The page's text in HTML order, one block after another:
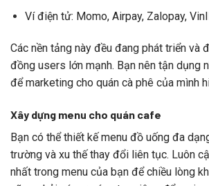
Ví điện tử: Momo, Airpay, Zalopay,
Các nền tảng này đều đang phát triển và
đồng users lớn mạnh. Bạn nên tận dụng
để marketing cho quán cà phê của mình
Xây dựng menu cho quán cafe
Bạn có thể thiết kế menu đồ uống đa
trường và xu thế thay đổi liên tục. Luôn
nhất trong menu của bạn để chiều lòng